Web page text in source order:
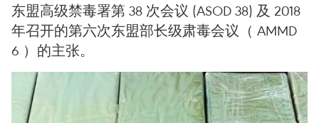
东盟高级禁毒署第 38 次会议 (ASOD 38) 及 2018
年召开的第六次东盟部长级肃毒会议（ AMMD
6 ）的主张。